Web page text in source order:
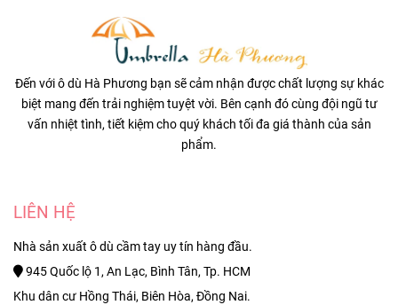
Đến với ô dù Hà Phương bạn sẽ cảm nhận được chất lượng sự khác
biệt mang đến trải nghiệm tuyệt vời. Bên cạnh đó cùng đội ngũ tư
vấn nhiệt tình, tiết kiệm cho quý khách tối đa giá thành của sản
phẩm.
LIÊN HỆ
Nhà sản xuất ô dù cầm tay uy tín hàng đầu.
945 Quốc lộ 1, An Lạc, Bình Tân, Tp. HCM
Khu dân cư Hồng Thái, Biên Hòa, Đồng Nai.